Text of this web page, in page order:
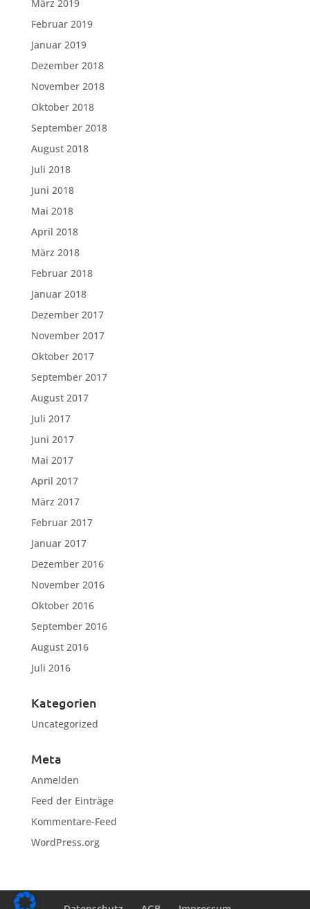
März 2019
Februar 2019
Januar 2019
Dezember 2018
November 2018
Oktober 2018
September 2018
August 2018
Juli 2018
Juni 2018
Mai 2018
April 2018
März 2018
Februar 2018
Januar 2018
Dezember 2017
November 2017
Oktober 2017
September 2017
August 2017
Juli 2017
Juni 2017
Mai 2017
April 2017
März 2017
Februar 2017
Januar 2017
Dezember 2016
November 2016
Oktober 2016
September 2016
August 2016
Juli 2016
Kategorien
Uncategorized
Meta
Anmelden
Feed der Einträge
Kommentare-Feed
WordPress.org